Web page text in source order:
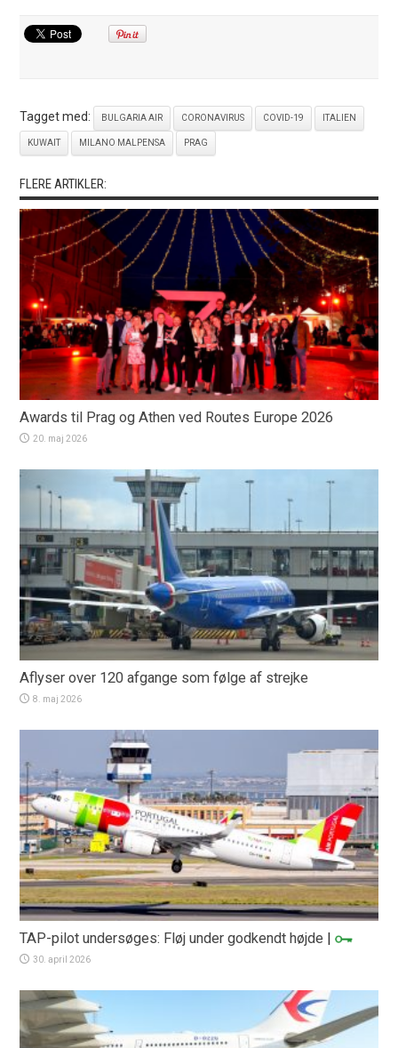
Tagget med: BULGARIA AIR CORONAVIRUS COVID-19 ITALIEN
KUWAIT MILANO MALPENSA PRAG
FLERE ARTIKLER:
Awards til Prag og Athen ved Routes Europe 2026
20. maj 2026
Aflyser over 120 afgange som følge af strejke
8. maj 2026
TAP-pilot undersøges: Fløj under godkendt højde |
30. april 2026